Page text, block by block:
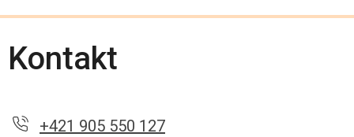
Kontakt
+421 905 550 127